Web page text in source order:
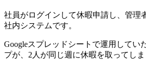
社員がログインして休暇申請し、管理
社内システムです。
Googleスプレッドシートで運用してい
プが、2人が同じ週に休暇を取ってし